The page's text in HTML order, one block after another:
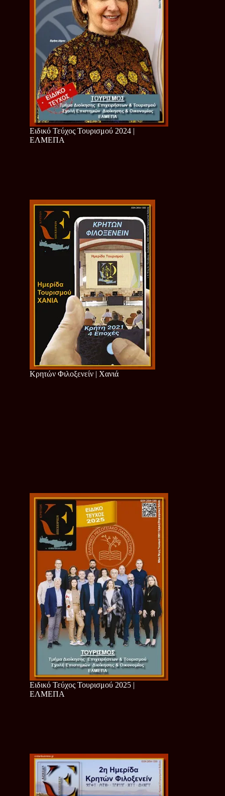
Ειδικό Τεύχος Τουρισμού 2024 |
ΕΛΜΕΠΑ
Κρητών Φιλοξενείν | Χανιά
Ειδικό Τεύχος Τουρισμού 2025 |
ΕΛΜΕΠΑ